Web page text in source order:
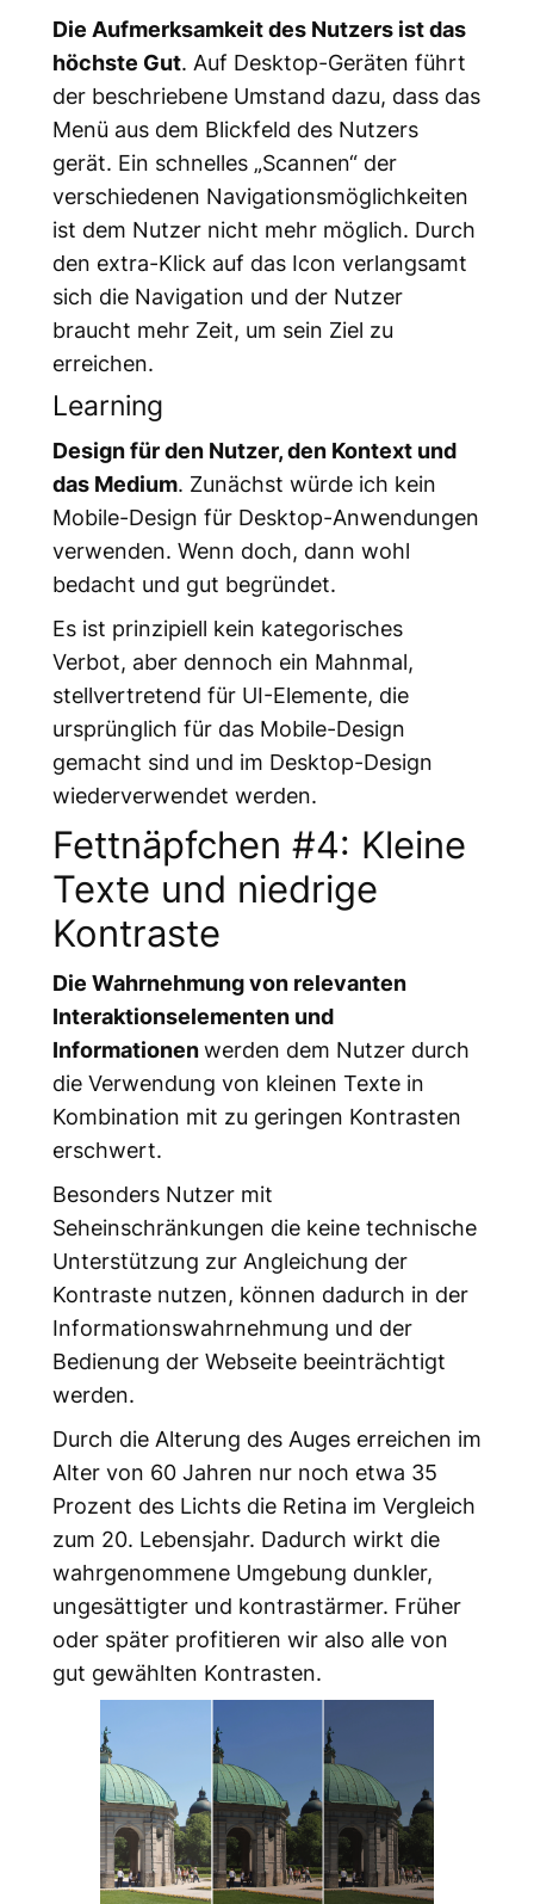
Die Aufmerksamkeit des Nutzers ist das
höchste Gut. Auf Desktop-Geräten führt
der beschriebene Umstand dazu, dass das
Menü aus dem Blickfeld des Nutzers
gerät. Ein schnelles „Scannen“ der
verschiedenen Navigationsmöglichkeiten
ist dem Nutzer nicht mehr möglich. Durch
den extra-Klick auf das Icon verlangsamt
sich die Navigation und der Nutzer
braucht mehr Zeit, um sein Ziel zu
erreichen.
Learning
Design für den Nutzer, den Kontext und
das Medium. Zunächst würde ich kein
Mobile-Design für Desktop-Anwendungen
verwenden. Wenn doch, dann wohl
bedacht und gut begründet.
Es ist prinzipiell kein kategorisches
Verbot, aber dennoch ein Mahnmal,
stellvertretend für UI-Elemente, die
ursprünglich für das Mobile-Design
gemacht sind und im Desktop-Design
wiederverwendet werden.
Fettnäpfchen #4: Kleine
Texte und niedrige
Kontraste
Die Wahrnehmung von relevanten
Interaktionselementen und
Informationenwerden dem Nutzer durch
die Verwendung von kleinen Texte in
Kombination mit zu geringen Kontrasten
erschwert.
Besonders Nutzer mit
Seheinschränkungen die keine technische
Unterstützung zur Angleichung der
Kontraste nutzen, können dadurch in der
Informationswahrnehmung und der
Bedienung der Webseite beeinträchtigt
werden.
Durch die Alterung des Auges erreichen im
Alter von 60 Jahren nur noch etwa 35
Prozent des Lichts die Retina im Vergleich
zum 20. Lebensjahr. Dadurch wirkt die
wahrgenommene Umgebung dunkler,
ungesättigter und kontrastärmer. Früher
oder später profitieren wir also alle von
gut gewählten Kontrasten.